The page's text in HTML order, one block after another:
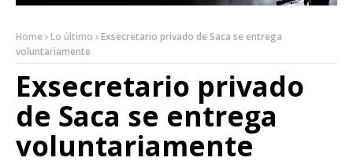
Home Lo último
Exsecretario privado de Saca se entrega
voluntariamente
Exsecretario privado
de Saca se entrega
voluntariamente